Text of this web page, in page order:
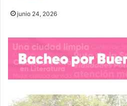
junio 24, 2026